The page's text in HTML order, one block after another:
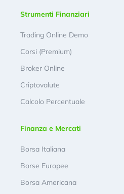
Strumenti Finanziari
Trading Online Demo
Corsi (Premium)
Broker Online
Criptovalute
Calcolo Percentuale
Finanza e Mercati
Borsa Italiana
Borse Europee
Borsa Americana